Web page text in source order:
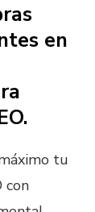
en
tu
con